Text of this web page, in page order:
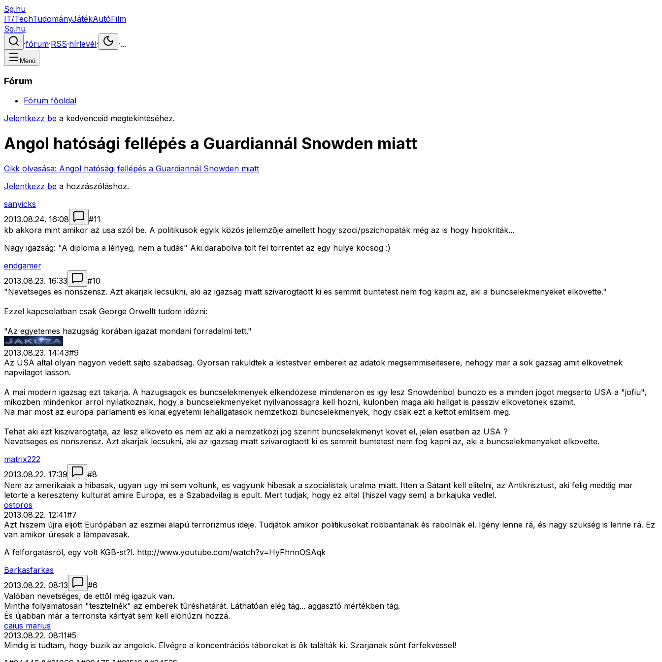
Sg.hu
IT/TechTudományJátékAutóFilm
Sg.hu
·fórum·RSS·hírlevél· ·...
Menü
Fórum
Fórum főoldal
Jelentkezz be a kedvenceid megtekintéséhez.
Angol hatósági fellépés a Guardiannál Snowden miatt
Cikk olvasása: Angol hatósági fellépés a Guardiannál Snowden miatt
Jelentkezz be a hozzászóláshoz.
sanyicks
2013.08.24. 16:08
#11
kb akkora mint amikor az usa szól be. A politikusok egyik közös jellemzõje amellett hogy szoci/pszichopaták még az is hogy hipokriták...
Nagy igazság: "A diploma a lényeg, nem a tudás" Aki darabolva tölt fel torrentet az egy hülye köcsög :)
endgamer
2013.08.23. 16:33
#10
"Nevetseges es nonszensz. Azt akarjak lecsukni, aki az igazsag miatt szivarogtaott ki es semmit buntetest nem fog kapni az, aki a buncselekmenyeket elkovette."
Ezzel kapcsolatban csak George Orwellt tudom idézni:
"Az egyetemes hazugság korában igazat mondani forradalmi tett."
2013.08.23. 14:43#9
Az USA altal olyan nagyon vedett sajto szabadsag. Gyorsan rakuldtek a kistestver embereit az adatok megsemmiseitesere, nehogy mar a sok gazsag amit elkovetnek
napvilagot lasson.
A mai modern igazsag ezt takarja. A hazugsagok es buncselekmenyek elkendozese mindenaron es igy lesz Snowdenbol bunozo es a minden jogot megserto USA a "jofiu",
mikozben mindenkor arrol nyilatkoznak, hogy a buncselekmenyeket nyilvanossagra kell hozni, kulonben maga aki hallgat is passziv elkovetonek szamit.
Na mar most az europa parlamenti es kinai egyetemi lehallgatasok nemzetkozi buncselekmenyek, hogy csak ezt a kettot emlitsem meg.
Tehat aki ezt kiszivarogtatja, az lesz elkoveto es nem az aki a nemzetkozi jog szerint buncselekmenyt kovet el, jelen esetben az USA ?
Nevetseges es nonszensz. Azt akarjak lecsukni, aki az igazsag miatt szivarogtaott ki es semmit buntetest nem fog kapni az, aki a buncselekmenyeket elkovette.
matrix222
2013.08.22. 17:39
#8
Nem az amerikaiak a hibasak, ugyan ugy mi sem voltunk, es vagyunk hibasak a szocialistak uralma miatt. Itten a Satant kell elitelni, az Antikrisztust, aki felig meddig mar
letorte a kereszteny kulturat amire Europa, es a Szabadvilag is epult. Mert tudjak, hogy ez altal (hiszel vagy sem) a birkajuka vedlel.
ostoros
2013.08.22. 12:41#7
Azt hiszem újra eljött Európában az eszmei alapú terrorizmus ideje. Tudjátok amikor politikusokat robbantanak és rabolnak el. Igény lenne rá, és nagy szükség is lenne rá. Ez
van amikor üresek a lámpavasak.
A felforgatásról, egy volt KGB-st?l. http://www.youtube.com/watch?v=HyFhnnOSAqk
Barkasfarkas
2013.08.22. 08:13
#6
Valóban nevetséges, de ettõl még igazuk van.
Mintha folyamatosan "tesztelnék" az emberek tûréshatárát. Láthatóan elég tág... aggasztó mértékben tág.
És újabban már a terrorista kártyát sem kell elõhúzni hozzá.
caius marius
2013.08.22. 08:11#5
Mindig is tudtam, hogy buzik az angolok. Elvégre a koncentrációs táborokat is õk találták ki. Szarjanak sünt farfekvéssel!